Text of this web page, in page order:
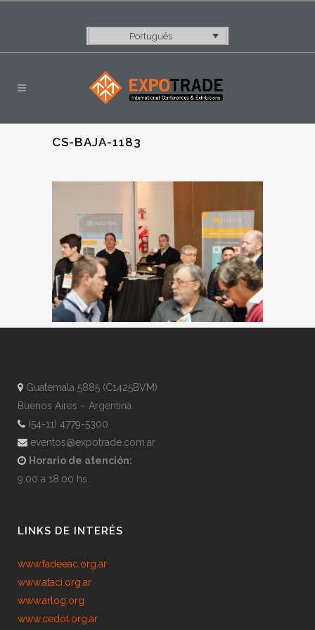
Português
CS-BAJA-1183
Guatemala 5885 (C1425BVM)
Buenos Aires – Argentina
(54-11) 4779-5300
eventos@expotrade.com.ar
Horario de atención:
9:00 a 18:00 hs.
LINKS DE INTERÉS
www.fadeeac.org.ar
www.ataci.org.ar
www.arlog.org
www.cedol.org.ar